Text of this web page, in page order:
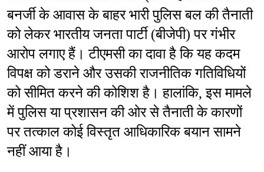
बनर्जी के आवास के बाहर भारी पुलिस बल की तैनाती
को लेकर भारतीय जनता पार्टी (बीजेपी) पर गंभीर
आरोप लगाए हैं। टीएमसी का दावा है कि यह कदम
विपक्ष को डराने और उसकी राजनीतिक गतिविधियों
को सीमित करने की कोशिश है। हालांकि, इस मामले
में पुलिस या प्रशासन की ओर से तैनाती के कारणों
पर तत्काल कोई विस्तृत आधिकारिक बयान सामने
नहीं आया है।